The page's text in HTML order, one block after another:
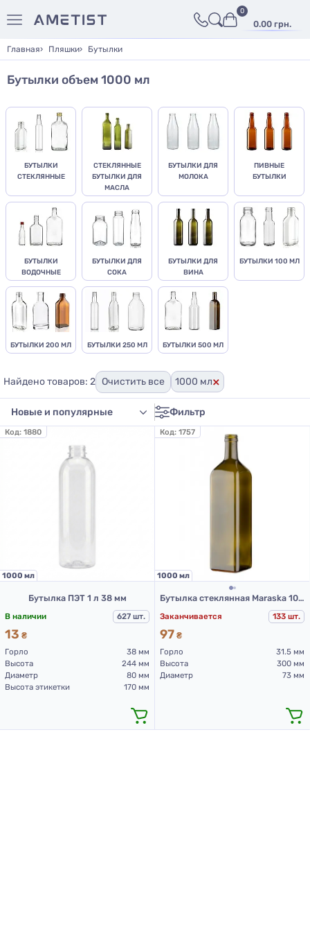
0.00 грн.
0
Главная Пляшки Бутылки
Бутылки объем 1000 мл
БУТЫЛКИ
СТЕКЛЯННЫЕ
СТЕКЛЯННЫЕ
БУТЫЛКИ ДЛЯ
МАСЛА
БУТЫЛКИ ДЛЯ
МОЛОКА
ПИВНЫЕ
БУТЫЛКИ
БУТЫЛКИ
ВОДОЧНЫЕ
БУТЫЛКИ ДЛЯ
СОКА
БУТЫЛКИ ДЛЯ
ВИНА
БУТЫЛКИ 100 МЛ
БУТЫЛКИ 200 МЛ БУТЫЛКИ 250 МЛ БУТЫЛКИ 500 МЛ
Найдено товаров: 2 Очистить все 1000 мл×
Фильтр
Код: 1880
1000 мл
Бутылка ПЭТ 1 л 38 мм
В наличии 627 шт.
13 ₴
Горло
38 мм
Высота
244 мм
Диаметр
80 мм
Высота этикетки
170 мм
Код: 1757
1000 мл
Бутылка стеклянная Maraska 1000 мл
Заканчивается 133 шт.
97 ₴
Горло
31.5 мм
Высота
300 мм
Диаметр
73 мм